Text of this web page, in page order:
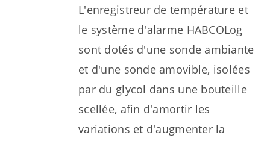
L'enregistreur de température et
le système d'alarme HABCOLog
sont dotés d'une sonde ambiante
et d'une sonde amovible, isolées
par du glycol dans une bouteille
scellée, afin d'amortir les
variations et d'augmenter la